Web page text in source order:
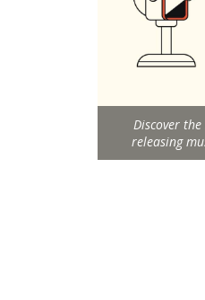
Discover
releasing